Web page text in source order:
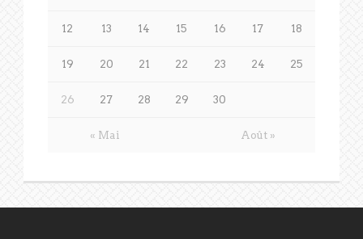
« Mai Août »
12 13 14 15 16 17 18
19 20 21 22 23 24 25
26 27 28 29 30